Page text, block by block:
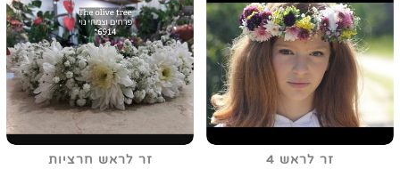
זר לראש 4 זר לראש חרציות